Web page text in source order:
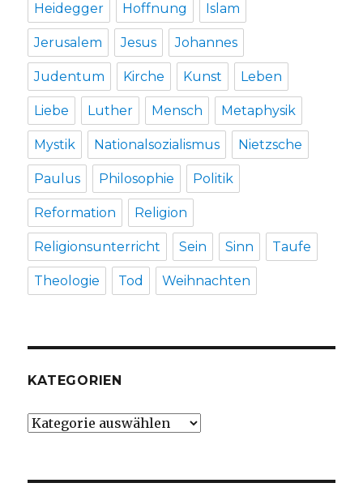
Heidegger Hoffnung Islam
Jerusalem Jesus Johannes
Judentum Kirche Kunst Leben
Liebe Luther Mensch Metaphysik
Mystik Nationalsozialismus Nietzsche
Paulus Philosophie Politik
Reformation Religion
Religionsunterricht Sein Sinn Taufe
Theologie Tod Weihnachten
KATEGORIEN
Kategorien